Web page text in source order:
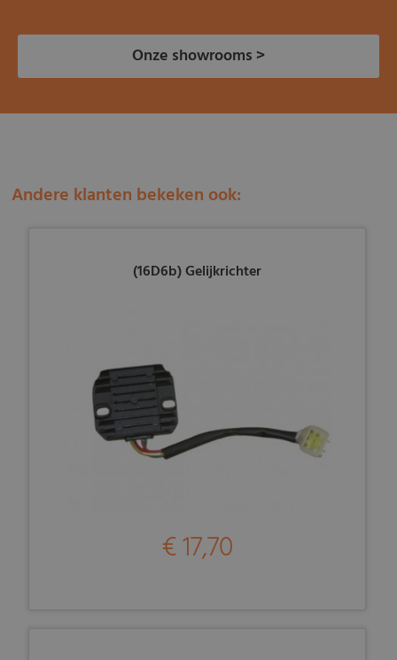
Onze showrooms >
Andere klanten bekeken ook:
(16D6b) Gelijkrichter
€ 17,70